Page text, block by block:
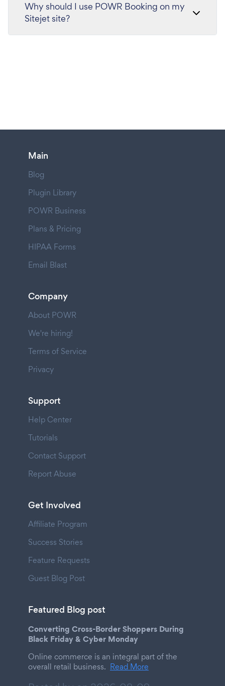
Why should I use POWR Booking on my
Sitejet site?
Main
Blog
Plugin Library
POWR Business
Plans & Pricing
HIPAA Forms
Email Blast
Company
About POWR
We're hiring!
Terms of Service
Privacy
Support
Help Center
Tutorials
Contact Support
Report Abuse
Get Involved
Affiliate Program
Success Stories
Feature Requests
Guest Blog Post
Featured Blog post
Converting Cross-Border Shoppers During
Black Friday & Cyber Monday
Online commerce is an integral part of the
overall retail business. Read More